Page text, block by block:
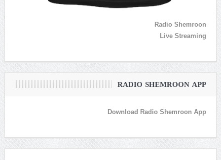
Radio Shemroon
Live Streaming
RADIO SHEMROON APP
Download Radio Shemroon App